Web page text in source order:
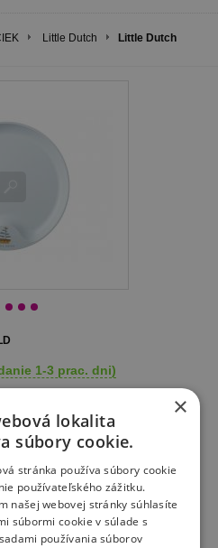
Little Dutch
Little Dutch
1-3 prac. dni)
×
lokalita
súbory cookie.
stránka používa súbory cookie
používateľského zážitku.
našej webovej stránky súhlasíte
súbormi cookie v súlade s
používania súborov